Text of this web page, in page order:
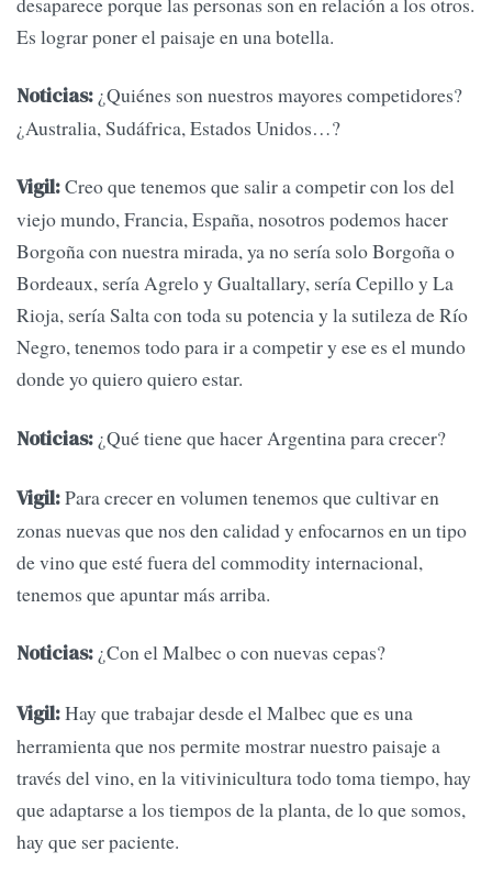
Es lograr poner el paisaje en una botella.
Noticias: ¿Quiénes son nuestros mayores competidores?
¿Australia, Sudáfrica, Estados Unidos…?
Vigil:Creo que tenemos que salir a competir con los del
viejo mundo, Francia, España, nosotros podemos hacer
Borgoña con nuestra mirada, ya no sería solo Borgoña o
Bordeaux, sería Agrelo y Gualtallary, sería Cepillo y La
Rioja, sería Salta con toda su potencia y la sutileza de Río
Negro, tenemos todo para ir a competir y ese es el mundo
donde yo quiero quiero estar.
Noticias: ¿Qué tiene que hacer Argentina para crecer?
Vigil:Para crecer en volumen tenemos que cultivar en
zonas nuevas que nos den calidad y enfocarnos en un tipo
de vino que esté fuera del commodity internacional,
tenemos que apuntar más arriba.
Noticias: ¿Con el Malbec o con nuevas cepas?
Vigil:Hay que trabajar desde el Malbec que es una
herramienta que nos permite mostrar nuestro paisaje a
través del vino, en la vitivinicultura todo toma tiempo, hay
que adaptarse a los tiempos de la planta, de lo que somos,
hay que ser paciente.